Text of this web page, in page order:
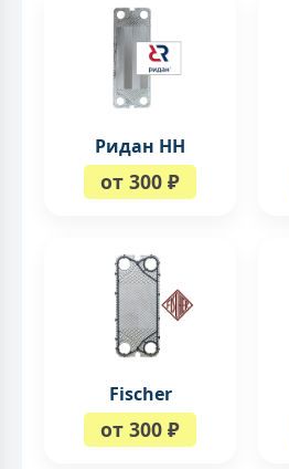
Ридан НН
от 300 ₽
Fischer
от 300 ₽